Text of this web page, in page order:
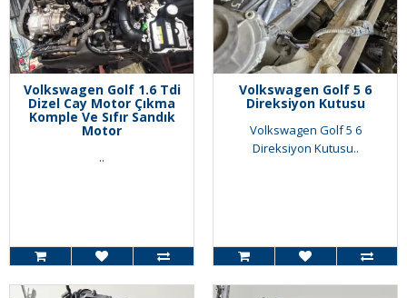
Volkswagen Golf 1.6 Tdi
Dizel Cay Motor Çıkma
Komple Ve Sıfır Sandık
Motor
..
Volkswagen Golf 5 6
Direksiyon Kutusu
Volkswagen Golf 5 6
Direksiyon Kutusu..